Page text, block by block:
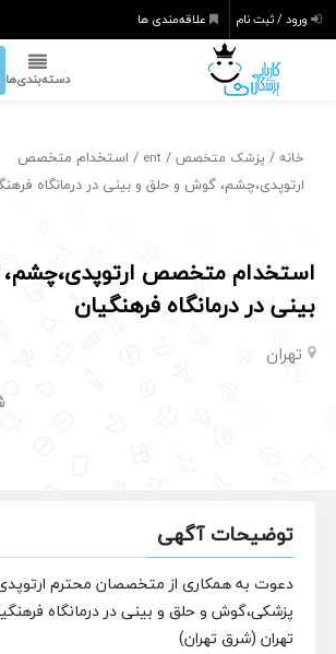
ورود / ثبت نام علاقه‌مندی ها
دسته‌بندی‌ها
خانه / پزشک متخصص /
ent / استخدام متخصص
ارتوپدی،چشم، گوش و حلق و بینی در درمانگاه
استخدام متخصص
بینی در درمانگاه فرهنگیان
تهران
توضیحات آگهی
دعوت به همکاری از متخصصان محترم
تهران (شرق تهران)